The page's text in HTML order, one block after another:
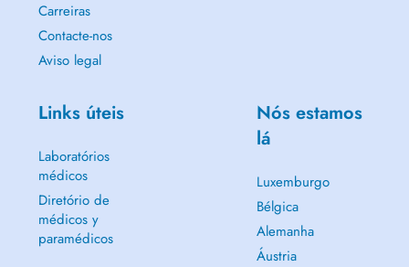
Carreiras
Contacte-nos
Aviso legal
Links úteis
Laboratórios
médicos
Diretório de
médicos y
paramédicos
Nós estamos
lá
Luxemburgo
Bélgica
Alemanha
Áustria